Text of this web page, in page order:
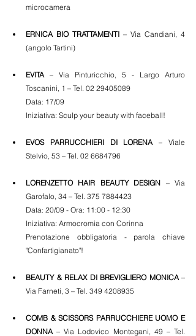
microcamera
ERNICA BIO TRATTAMENTI – Via Candiani, 4
(angolo Tartini)
EVITA – Via Pinturicchio, 5 - Largo Arturo
Toscanini, 1 – Tel. 02 29405089
Data: 17/09
Iniziativa: Sculp your beauty with faceball!
EVOS PARRUCCHIERI DI LORENA – Viale
Stelvio, 53 – Tel. 02 6684796
LORENZETTO HAIR BEAUTY DESIGN – Via
Garofalo, 34 – Tel. 375 7884423
Data: 20/09 - Ora: 11:00 - 12:30
Iniziativa: Armocromia con Corinna
Prenotazione obbligatoria - parola chiave
"Confartigianato"!
BEAUTY & RELAX DI BREVIGLIERO MONICA –
Via Farneti, 3 – Tel. 349 4208935
COMB & SCISSORS PARRUCCHIERE UOMO E
DONNA – Via Lodovico Montegani, 49 – Tel.